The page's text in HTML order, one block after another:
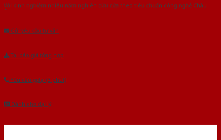
Với kinh nghiệm nhiêu năm nghiên cứu cửa theo tiêu chuẩn công nghệ Châu
Gửi yêu cầu tư vấn
Tải báo giá tổng hợp
Yêu cầu gọi lại (3 phút)
Dành cho đại lý